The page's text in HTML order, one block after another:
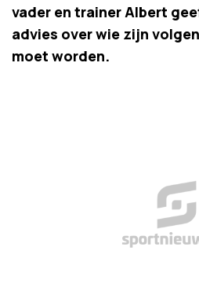
vader en trainer Albert
advies over wie zijn
moet worden.